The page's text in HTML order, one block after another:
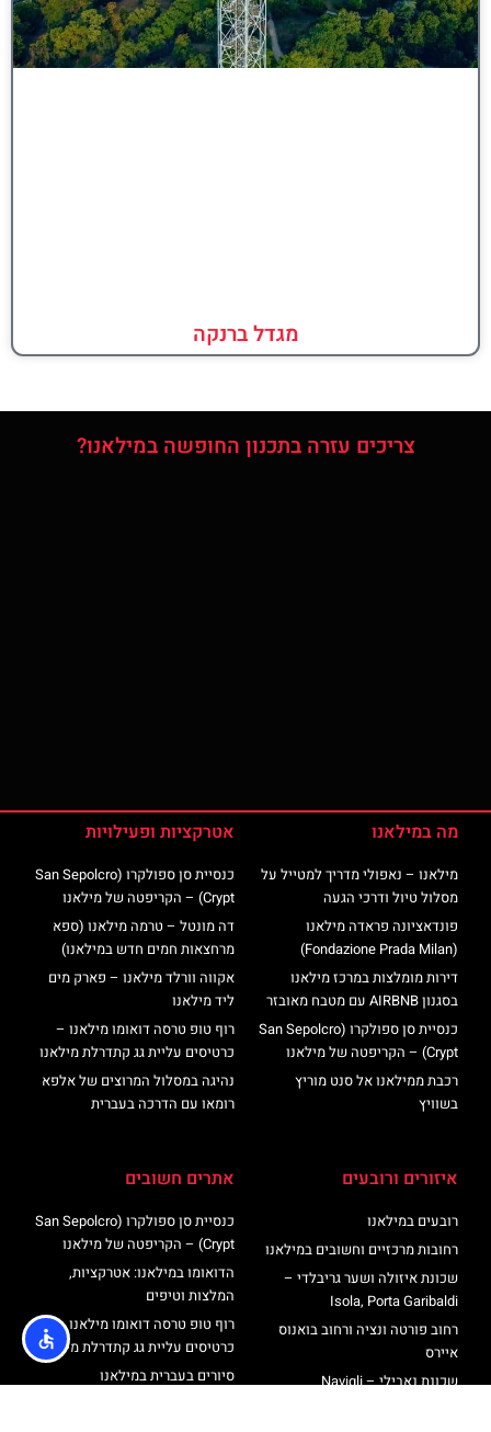
מגדל ברנקה
צריכים עזרה בתכנון החופשה במילאנו?
מה במילאנו
מילאנו – נאפולי מדריך למטייל על
מסלול טיול ודרכי הגעה
פונדאציונה פראדה מילאנו
(Fondazione Prada Milan)
דירות מומלצות במרכז מילאנו
בסגנון AIRBNB עם מטבח מאובזר
כנסיית סן ספולקרו (San Sepolcro
Crypt) – הקריפטה של מילאנו
רכבת ממילאנו אל סנט מוריץ
בשוויץ
אטרקציות ופעילויות
כנסיית סן ספולקרו (San Sepolcro
Crypt) – הקריפטה של מילאנו
דה מונטל – טרמה מילאנו (ספא
מרחצאות חמים חדש במילאנו)
אקווה וורלד מילאנו – פארק מים
ליד מילאנו
רוף טופ טרסה דואומו מילאנו –
כרטיסים עליית גג קתדרלת מילאנו
נהיגה במסלול המרוצים של אלפא
רומאו עם הדרכה בעברית
איזורים ורובעים
רובעים במילאנו
רחובות מרכזיים וחשובים במילאנו
שכונת איזולה ושער גריבלדי –
Isola, Porta Garibaldi
רחוב פורטה ונציה ורחוב בואנוס
איירס
שכונת נאבילי – Navigli
אתרים חשובים
כנסיית סן ספולקרו (San Sepolcro
Crypt) – הקריפטה של מילאנו
הדואומו במילאנו: אטרקציות,
המלצות וטיפים
רוף טופ טרסה דואומו מילאנו –
כרטיסים עליית גג קתדרלת מילאנו
סיורים בעברית במילאנו